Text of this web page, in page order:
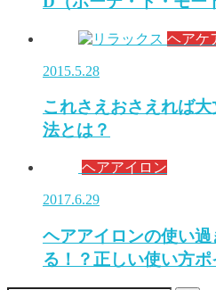
ヘアケ
2015.5.28
これさえおさえれば
法とは？
ヘアアイロン
2017.6.29
ヘアアイロンの使い
る！？正しい使い方